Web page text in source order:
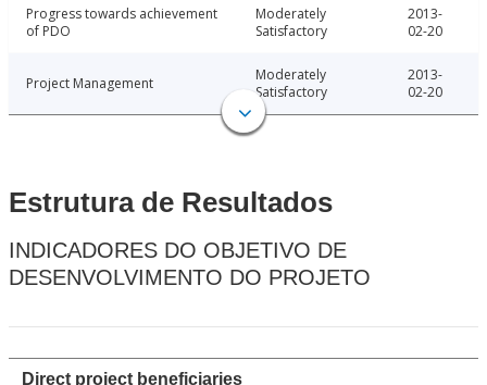
Progress towards achievement
of PDO
Moderately
Satisfactory
2013-
02-20
Project Management
Moderately
Satisfactory
2013-
02-20
Estrutura de Resultados
INDICADORES DO OBJETIVO DE
DESENVOLVIMENTO DO PROJETO
Direct project beneficiaries